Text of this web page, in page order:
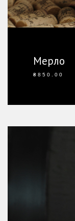
Мерло
₴850.00